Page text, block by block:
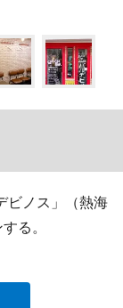
ビノス」（熱海
る。